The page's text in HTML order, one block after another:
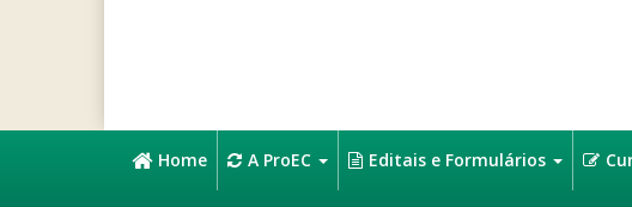
Home A ProEC Editais e Formulários